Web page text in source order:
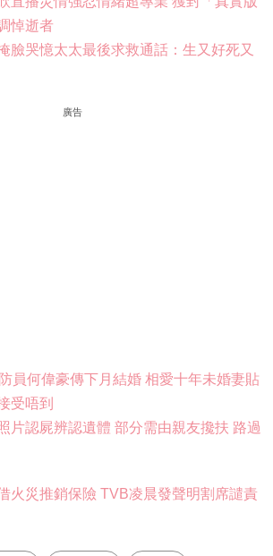
悼逝者
臉哭憶太太最後求救通話：生又好死又
廣告
員何偉豪傳下月結婚 相愛十年未婚妻貼
受唔到
片認屍辨認遺體 部分需由親友攙扶 路過
火災推銷保險 TVB凌晨發聲明割席譴責